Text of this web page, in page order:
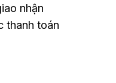
nhận
thanh toán